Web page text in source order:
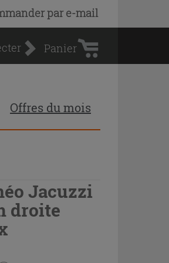
par e-mail
d'achat
Panier
Offres du mois
Jacuzzi
droite